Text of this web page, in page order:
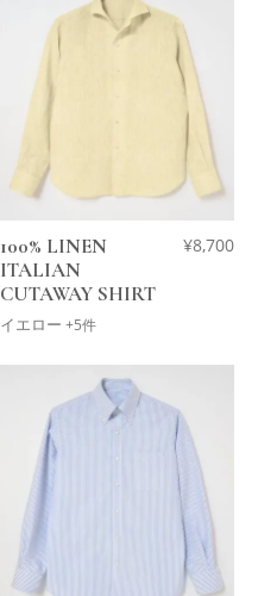
100% LINEN
ITALIAN
CUTAWAY SHIRT
イエロー +5件
¥8,700